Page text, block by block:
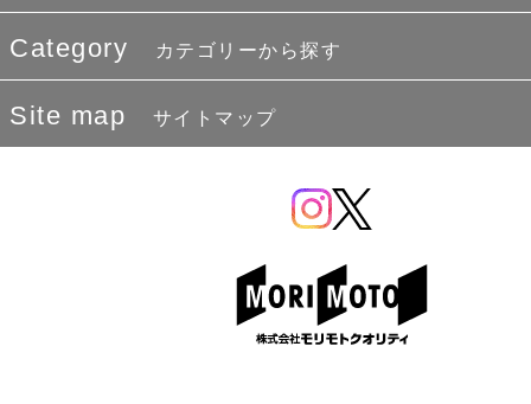
Category カテゴリーから探す
Site map サイトマップ